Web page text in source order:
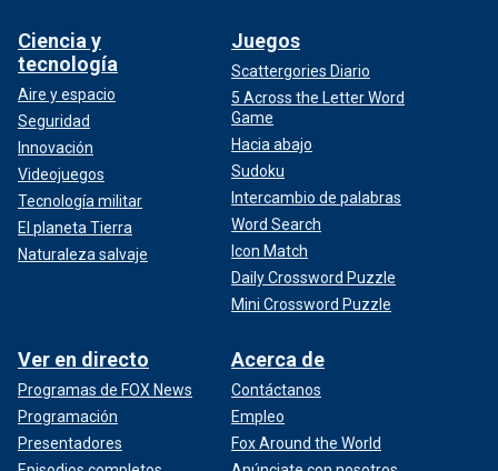
Ciencia y
tecnología
Aire y espacio
Seguridad
Innovación
Videojuegos
Tecnología militar
El planeta Tierra
Naturaleza salvaje
Juegos
Scattergories Diario
5 Across the Letter Word
Game
Hacia abajo
Sudoku
Intercambio de palabras
Word Search
Icon Match
Daily Crossword Puzzle
Mini Crossword Puzzle
Ver en directo
Programas de FOX News
Programación
Presentadores
Acerca de
Contáctanos
Empleo
Fox Around the World